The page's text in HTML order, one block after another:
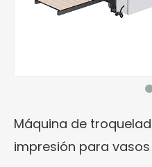
Máquina de
impresión para